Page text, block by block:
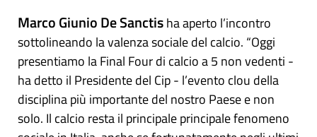
Marco Giunio De Sanctisha aperto l’incontro
sottolineando la valenza sociale del calcio. “Oggi
presentiamo la Final Four di calcio a 5 non vedenti -
ha detto il Presidente del Cip - l’evento clou della
disciplina più importante del nostro Paese e non
solo. Il calcio resta il principale principale fenomeno